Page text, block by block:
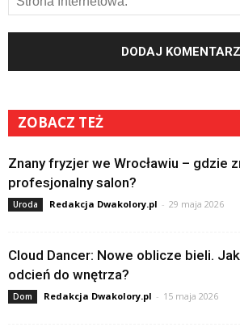
ZOBACZ TEŻ
Znany fryzjer we Wrocławiu – gdzie
profesjonalny salon?
Uroda Redakcja Dwakolory.pl - 29 maja 2026
Cloud Dancer: Nowe oblicze bieli.
odcień do wnętrza?
Dom Redakcja Dwakolory.pl - 15 maja 2026